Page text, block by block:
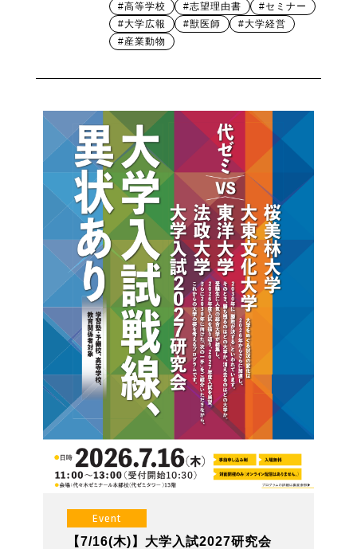
#高等学校
#志望理由書
#セミナー
#大学広報
#獣医師
#大学経営
#産業動物
Event
【7/16(木)】大学入試2027研究会